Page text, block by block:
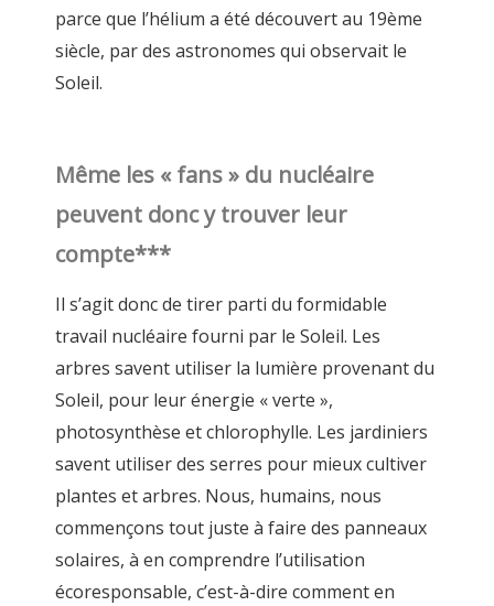
parce que l’hélium a été découvert au 19ème
siècle, par des astronomes qui observait le
Soleil.
Même les « fans » du nucléaire
peuvent donc y trouver leur
compte***
Il s’agit donc de tirer parti du formidable
travail nucléaire fourni par le Soleil. Les
arbres savent utiliser la lumière provenant du
Soleil, pour leur énergie « verte »,
photosynthèse et chlorophylle. Les jardiniers
savent utiliser des serres pour mieux cultiver
plantes et arbres. Nous, humains, nous
commençons tout juste à faire des panneaux
solaires, à en comprendre l’utilisation
écoresponsable, c’est-à-dire comment en